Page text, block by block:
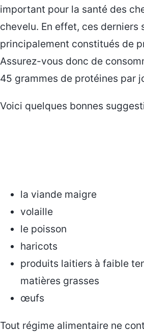
important pour la santé des
chevelu. En effet, ces derniers
principalement constitués de
Assurez-vous donc de
45 grammes de protéines par
Voici quelques bonnes
la viande maigre
volaille
le poisson
haricots
produits laitiers à faible
matières grasses
œufs
Tout régime alimentaire ne